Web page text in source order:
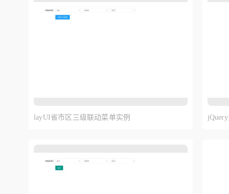
layUI省市区三级联动菜单实例